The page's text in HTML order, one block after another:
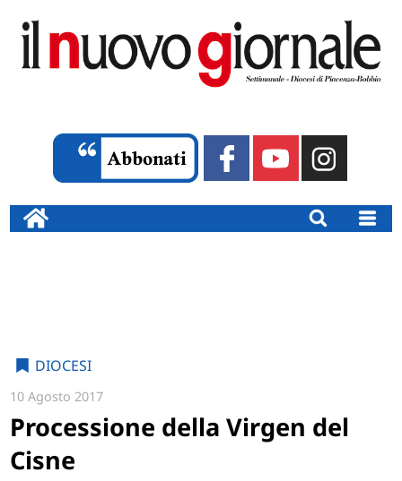
DIOCESI
10 Agosto 2017
Processione della Virgen del
Cisne